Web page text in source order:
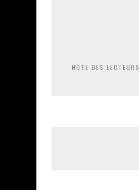
NOTE DES